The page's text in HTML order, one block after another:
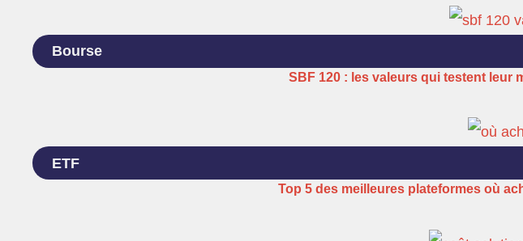
Bourse
SBF 120 : les valeurs qui testent leur
ETF
Top 5 des meilleures plateformes où